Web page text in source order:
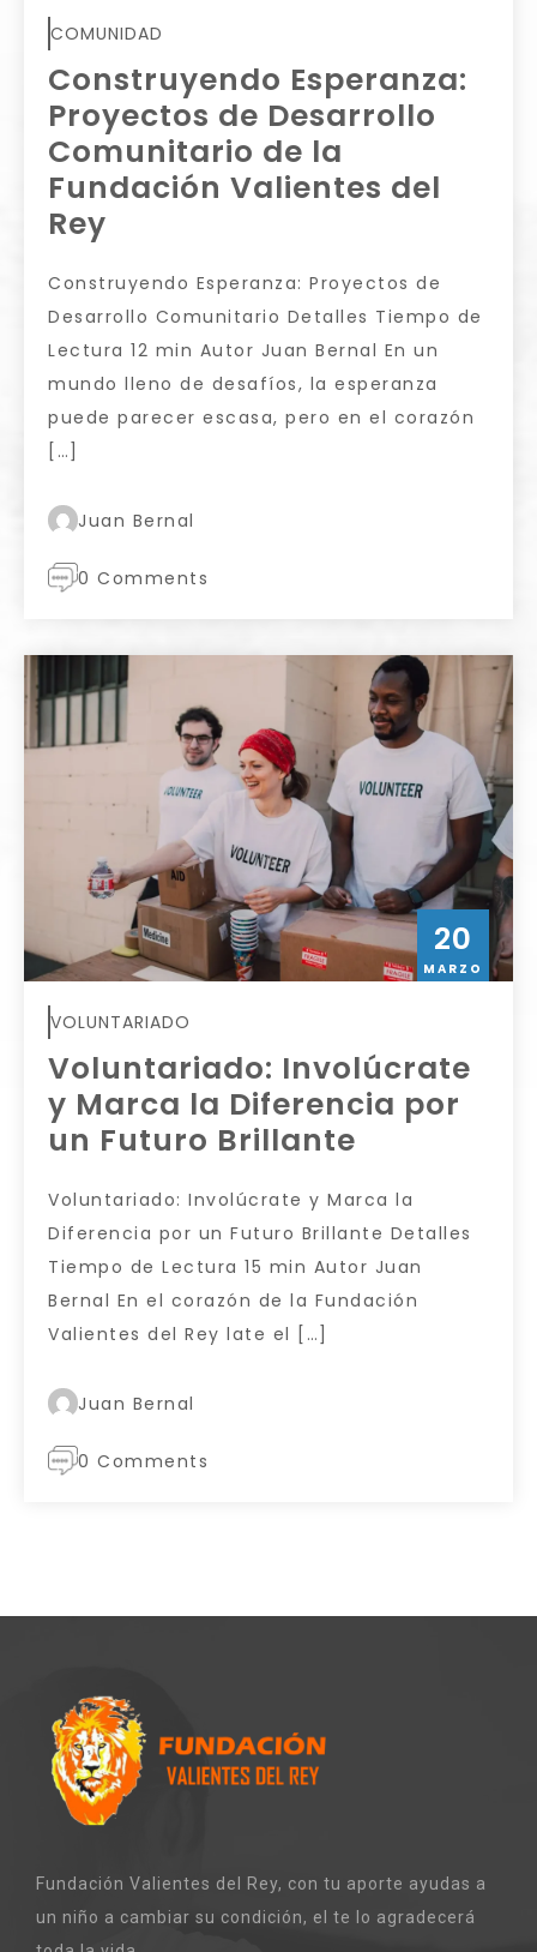
COMUNIDAD
Construyendo Esperanza:
Proyectos de Desarrollo
Comunitario de la
Fundación Valientes del
Rey
Construyendo Esperanza: Proyectos de
Desarrollo Comunitario Detalles Tiempo de
Lectura 12 min Autor Juan Bernal En un
mundo lleno de desafíos, la esperanza
puede parecer escasa, pero en el corazón
[…]
Juan Bernal
0 Comments
20
MARZO
VOLUNTARIADO
Voluntariado: Involúcrate
y Marca la Diferencia por
un Futuro Brillante
Voluntariado: Involúcrate y Marca la
Diferencia por un Futuro Brillante Detalles
Tiempo de Lectura 15 min Autor Juan
Bernal En el corazón de la Fundación
Valientes del Rey late el […]
Juan Bernal
0 Comments
Fundación Valientes del Rey, con tu aporte ayudas a
un niño a cambiar su condición, el te lo agradecerá